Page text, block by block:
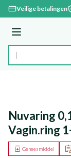
Ga naar de inhoud
Veilige betalingen
Menu
Product, merk,
Nuvaring
Vagin.ring
Geneesmiddel